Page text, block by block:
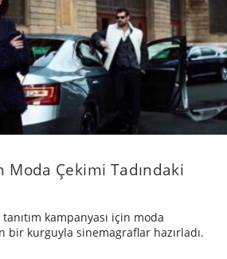
Moda Çekimi Tadındaki
kampanyası için moda
bir kurguyla sinemagraflar hazırladı.